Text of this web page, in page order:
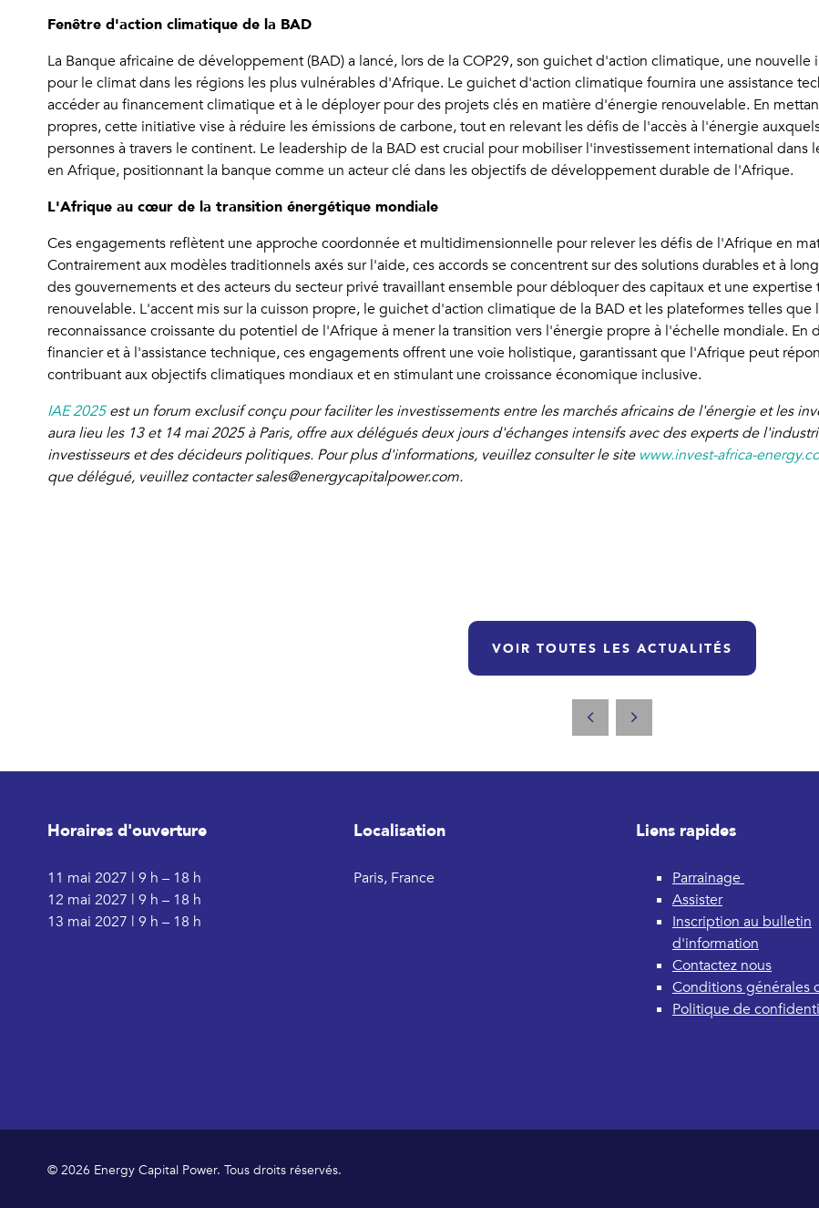
Fenêtre d'action climatique de la BAD
La Banque africaine de développement (BAD) a lancé, lors de la COP29, son guichet d'action climatique, une
pour le climat dans les régions les plus vulnérables d'Afrique. Le guichet d'action climatique fournira une assistance
accéder au financement climatique et à le déployer pour des projets clés en matière d'énergie renouvelable. En
propres, cette initiative vise à réduire les émissions de carbone, tout en relevant les défis de l'accès à l'énergie
personnes à travers le continent. Le leadership de la BAD est crucial pour mobiliser l'investissement international
en Afrique, positionnant la banque comme un acteur clé dans les objectifs de développement durable de l'Afrique.
L'Afrique au cœur de la transition énergétique mondiale
Ces engagements reflètent une approche coordonnée et multidimensionnelle pour relever les défis de l'Afrique en
Contrairement aux modèles traditionnels axés sur l'aide, ces accords se concentrent sur des solutions durables et à
des gouvernements et des acteurs du secteur privé travaillant ensemble pour débloquer des capitaux et une
renouvelable. L'accent mis sur la cuisson propre, le guichet d'action climatique de la BAD et les plateformes telles
reconnaissance croissante du potentiel de l'Afrique à mener la transition vers l'énergie propre à l'échelle mondiale. En
financier et à l'assistance technique, ces engagements offrent une voie holistique, garantissant que l'Afrique peut
contribuant aux objectifs climatiques mondiaux et en stimulant une croissance économique inclusive.
IAE 2025est un forum exclusif conçu pour faciliter les investissements entre les marchés africains de l'énergie et les
aura lieu les 13 et 14 mai 2025 à Paris, offre aux délégués deux jours d'échanges intensifs avec des experts de
investisseurs et des décideurs politiques. Pour plus d'informations, veuillez consulter le site www.invest-africa-
que délégué, veuillez contacter sales@energycapitalpower.com.
VOIR TOUTES LES ACTUALITÉS
Horaires d'ouverture
11 mai 2027 | 9 h – 18 h
12 mai 2027 | 9 h – 18 h
13 mai 2027 | 9 h – 18 h
Localisation
Paris, France
Liens rapides
Parrainage
Assister
Inscription au bulletin
d'information
Contactez nous
Conditions générales
Politique de
© 2026 Energy Capital Power. Tous droits réservés.